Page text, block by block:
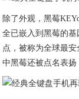
除了外观，黑莓
全已嵌入到黑莓的
点，被称为全球最
中黑莓还被点名表扬